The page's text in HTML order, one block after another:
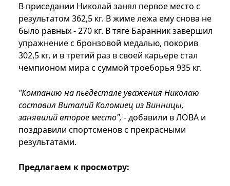
В приседании Николай занял первое место с
результатом 362,5 кг. В жиме лежа ему снова не
было равных - 270 кг. В тяге Баранник завершил
упражнение с бронзовой медалью, покорив
302,5 кг, и в третий раз в своей карьере стал
чемпионом мира с суммой троеборья 935 кг.
"Компанию на пьедестале уважения Николаю
составил Виталий Коломиец из Винницы,
занявший второе место", - добавили в ЛОВА и
поздравили спортсменов с прекрасными
результатами.
Предлагаем к просмотру: